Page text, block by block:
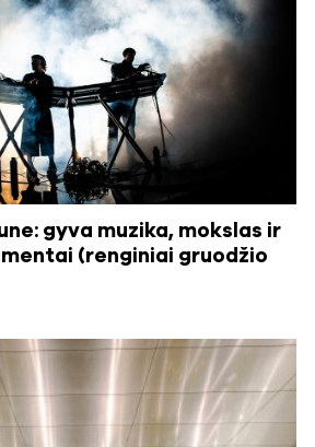
gyva muzika, mokslas ir
(renginiai gruodžio